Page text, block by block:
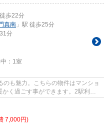
歩22分
真南 」駅 徒歩25分
分
： 1室
も魅力。こちらの物件はマンショ
く過ごす事ができます。2駅利用
7,000円)